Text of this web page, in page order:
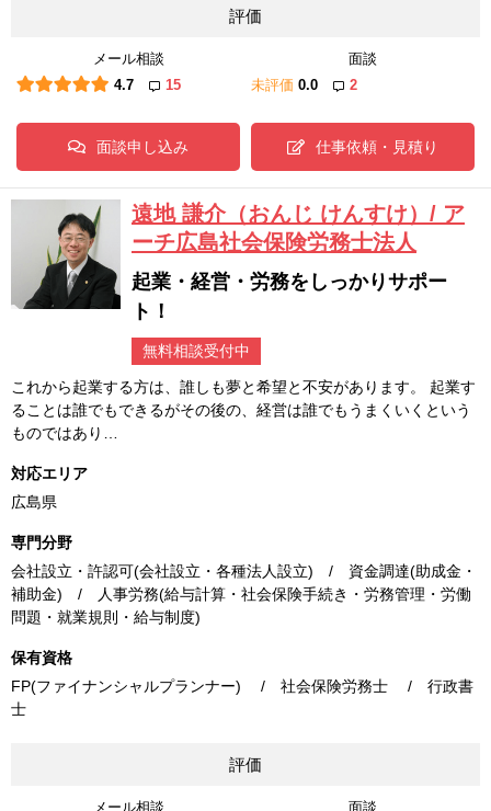
評価
メール相談
4.7
15
面談
未評価 0.0 2
面談申し込み 仕事依頼・見積り
遠地 謙介（おんじ けんすけ）/ ア
ーチ広島社会保険労務士法人
起業・経営・労務をしっかりサポー
ト！
無料相談受付中
これから起業する方は、誰しも夢と希望と不安があります。 起業す
ることは誰でもできるがその後の、経営は誰でもうまくいくという
ものではあり…
対応エリア
広島県
専門分野
会社設立・許認可(会社設立・各種法人設立) / 資金調達(助成金・
補助金) / 人事労務(給与計算・社会保険手続き・労務管理・労働
問題・就業規則・給与制度)
保有資格
FP(ファイナンシャルプランナー) / 社会保険労務士 / 行政書
士
評価
メール相談 面談